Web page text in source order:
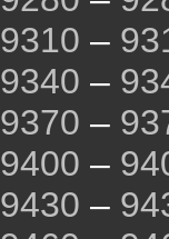
9310 –
9340 –
9370 –
9400 –
9430 –